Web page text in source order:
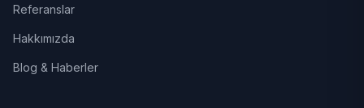
Referanslar
Hakkımızda
Blog & Haberler